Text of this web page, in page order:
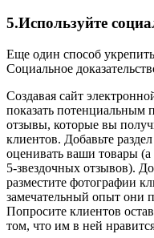
5.Используйте
Еще один способ
Социальное
Создавая сайт
показать потенциальным
отзывы, которые вы
клиентов. Добавьте
оценивать ваши товары
5-звездочных отзывов).
разместите фотографии
замечательный опыт они
Попросите клиентов
том, что им в ней